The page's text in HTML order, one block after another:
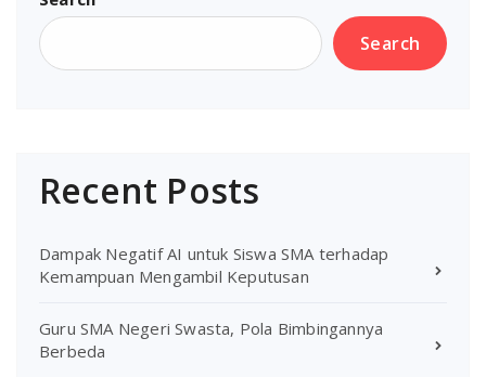
Search
Recent Posts
Dampak Negatif AI untuk Siswa SMA terhadap
Kemampuan Mengambil Keputusan
Guru SMA Negeri Swasta, Pola Bimbingannya
Berbeda